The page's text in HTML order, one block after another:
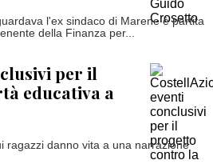
l'ex sindaco di Marene è partita
della Finanza per...
per il
educativa a
ragazzi danno vita a una narrazione